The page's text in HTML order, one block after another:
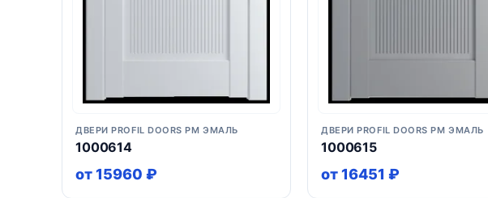
ДВЕРИ PROFIL DOORS PM ЭМАЛЬ
1000614
от 15960 ₽
ДВЕРИ PROFIL DOORS PM ЭМАЛЬ
1000615
от 16451 ₽